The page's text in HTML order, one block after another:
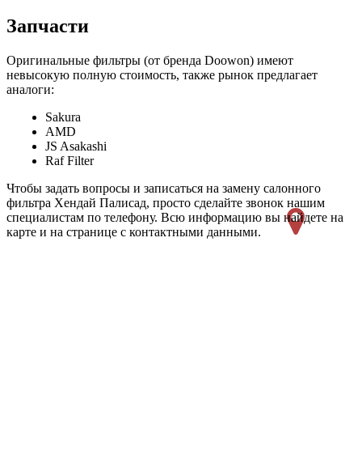
Запчасти
Оригинальные фильтры (от бренда Doowon) имеют
невысокую полную стоимость, также рынок предлагает
аналоги:
Sakura
AMD
JS Asakashi
Raf Filter
Чтобы задать вопросы и записаться на замену салонного
фильтра Хендай Палисад, просто сделайте звонок нашим
специалистам по телефону. Всю информацию вы найдете на
карте и на странице с контактными данными.